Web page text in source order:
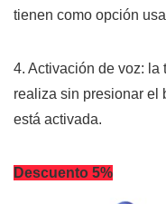
tienen como opción
4. Activación de voz: la
realiza sin presionar el
está activada.
Descuento 5%